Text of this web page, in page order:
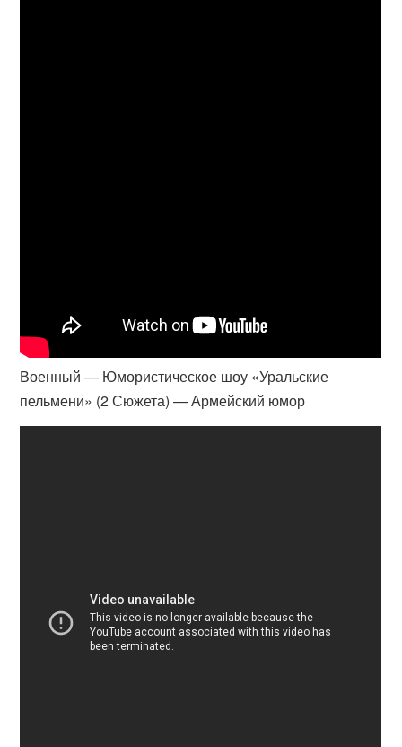
Военный — Юмористическое шоу «Уральские
пельмени» (2 Сюжета) — Армейский юмор